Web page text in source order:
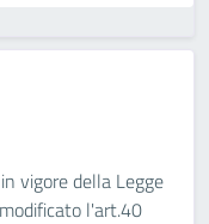
vigore della Legge
l'art.40